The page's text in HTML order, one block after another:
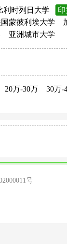
利时列日大学
蒙彼利埃大学
亚洲城市大学
20万-30万 30万-
号